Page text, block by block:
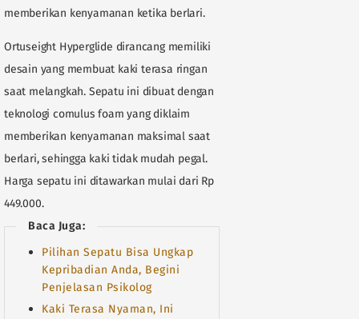
memberikan kenyamanan ketika berlari.
Ortuseight Hyperglide dirancang memiliki
desain yang membuat kaki terasa ringan
saat melangkah. Sepatu ini dibuat dengan
teknologi comulus foam yang diklaim
memberikan kenyamanan maksimal saat
berlari, sehingga kaki tidak mudah pegal.
Harga sepatu ini ditawarkan mulai dari Rp
449.000.
Baca Juga:
Pilihan Sepatu Bisa Ungkap
Kepribadian Anda, Begini
Penjelasan Psikolog
Kaki Terasa Nyaman, Ini